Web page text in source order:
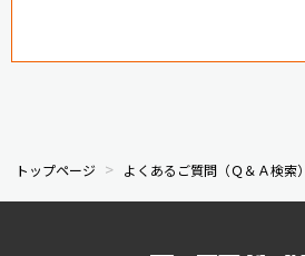
トップページ よくあるご質問（Ｑ＆Ａ検索）